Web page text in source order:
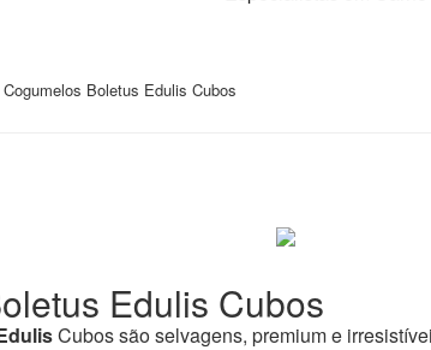
Boletus Edulis Cubos
Edulis Cubos
Cubos são selvagens, premium e